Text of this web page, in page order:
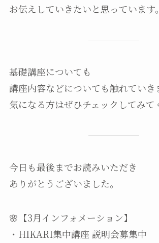
お伝えしていきたいと思っています。
基礎講座についても
講座内容などについても触れていき
気になる方はぜひチェックしてみて
今日も最後までお読みいただき
ありがとうございました。
🌸【3月インフォメーション】
・HIKARI集中講座 説明会募集中